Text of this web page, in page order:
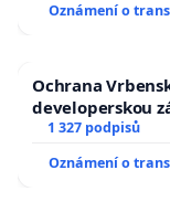
Oznámení o
Ochrana
developerskou
1 327 podpisů
Oznámení o